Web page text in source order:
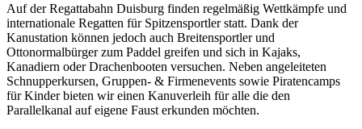
Auf der Regattabahn Duisburg finden regelmäßig Wettkämpfe und
internationale Regatten für Spitzensportler statt. Dank der
Kanustation können jedoch auch Breitensportler und
Ottonormalbürger zum Paddel greifen und sich in Kajaks,
Kanadiern oder Drachenbooten versuchen. Neben angeleiteten
Schnupperkursen, Gruppen- & Firmenevents sowie Piratencamps
für Kinder bieten wir einen Kanuverleih für alle die den
Parallelkanal auf eigene Faust erkunden möchten.